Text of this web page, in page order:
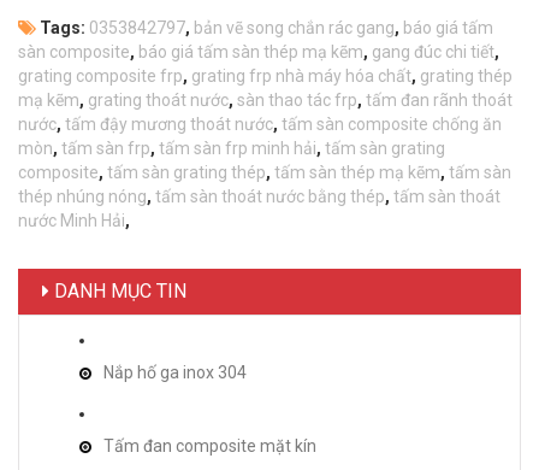
Tags: 0353842797, bản vẽ song chắn rác gang, báo giá tấm
sàn composite, báo giá tấm sàn thép mạ kẽm, gang đúc chi tiết,
grating composite frp, grating frp nhà máy hóa chất, grating thép
mạ kẽm, grating thoát nước, sàn thao tác frp, tấm đan rãnh thoát
nước, tấm đậy mương thoát nước, tấm sàn composite chống ăn
mòn, tấm sàn frp, tấm sàn frp minh hải, tấm sàn grating
composite, tấm sàn grating thép, tấm sàn thép mạ kẽm, tấm sàn
thép nhúng nóng, tấm sàn thoát nước bằng thép, tấm sàn thoát
nước Minh Hải,
DANH MỤC TIN
Nắp hố ga inox 304
Tấm đan composite mặt kín